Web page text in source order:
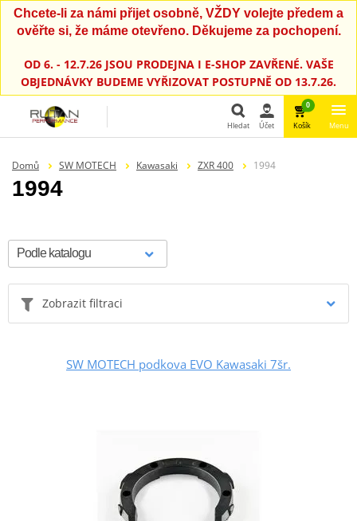
Chcete-li za námi přijet osobně, VŽDY volejte předem a
ověřte si, že máme otevřeno. Děkujeme za pochopení.
OD 6. - 12.7.26 JSOU PRODEJNA I E-SHOP ZAVŘENÉ. VAŠE
OBJEDNÁVKY BUDEME VYŘIZOVAT POSTUPNĚ OD 13.7.26.
Hledat Účet
0
Košík Menu
Domů SW MOTECH Kawasaki ZXR 400 1994
1994
Zobrazit filtraci
SW MOTECH podkova EVO Kawasaki 7šr.